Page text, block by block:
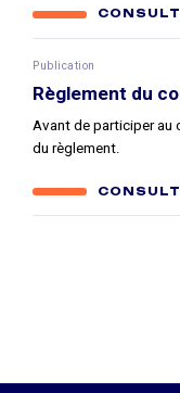
Publication
Règlement du
Avant de participer au
du règlement.